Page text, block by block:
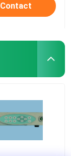
Contact